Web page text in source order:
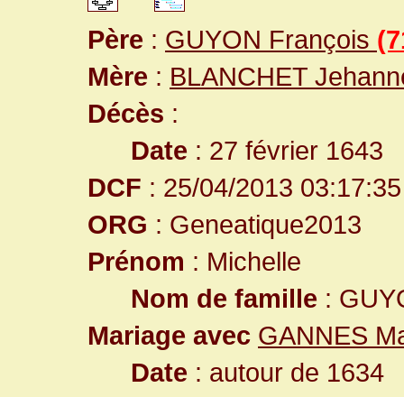
Père : GUYON François
Mère : BLANCHET
Décès :
Date : 27 février 1643
DCF : 25/04/2013 03:17:35
ORG : Geneatique2013
Prénom : Michelle
Nom de famille :
Mariage avec GANNES
Date : autour de 1634